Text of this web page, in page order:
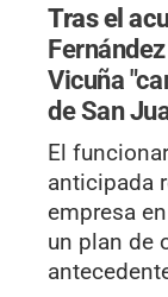
Tras el
Vicuña
de San
El
anticipada
empresa
un plan de